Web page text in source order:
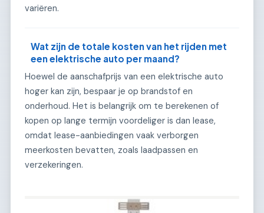
variëren.
Wat zijn de totale kosten van het rijden met
een elektrische auto per maand?
Hoewel de aanschafprijs van een elektrische auto
hoger kan zijn, bespaar je op brandstof en
onderhoud. Het is belangrijk om te berekenen of
kopen op lange termijn voordeliger is dan lease,
omdat lease-aanbiedingen vaak verborgen
meerkosten bevatten, zoals laadpassen en
verzekeringen.